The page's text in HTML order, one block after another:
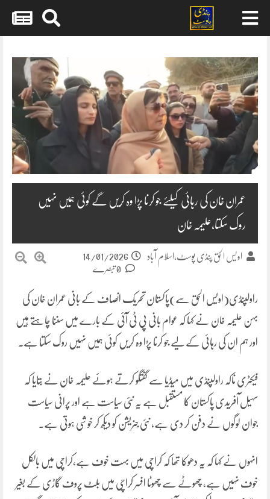
content
عمران خان کی رہائی کیلئے جو کرنا پڑا وہ کریں گے کوئی ہمیں نہیں
روک سکتا،علیمہ خان
اویس الحق پنڈی پوسٹ،اسلام آباد
14/01/2026
راولپنڈی(اویس الحق سے)پاکستان تحریک انصاف کے بانی عمران خان کی
بہن علیمہ خان نے کہا کہ عوام بانی پی ٹی آئی کے بارے میں سننا چاہتے ہیں
اور ہم ان کی رہائی کے لیے جو کرنا پڑا وہ کریں کوئی ہمیں نہیں روک سکتا ہے۔
فیکٹری ناکہ راولپنڈی میں میڈیا سے گفتگو کرتے ہوئے علیمہ خان نے بتایا کہ
سہیل آفریدی پاکستان کا مستقبل ہے یہ نئی سیاست ہے اور پرانی سیاست
جوان لوگوں نے دفن کر دی ہے، نئی جنریشن کو دیکھ کر خوشی ہوتی ہے۔
انہوں نے کہا کہ یہ دھوکا تھا کہ کراچی میں بہت خوف ہے،کراچی میں بالکل
خوف نہیں ہے، چھوٹے سے چھوٹا افسر کراچی میں بلٹ پروف گاڑی کے بغیر